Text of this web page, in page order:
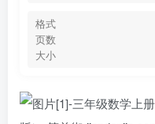
格式
页数
大小